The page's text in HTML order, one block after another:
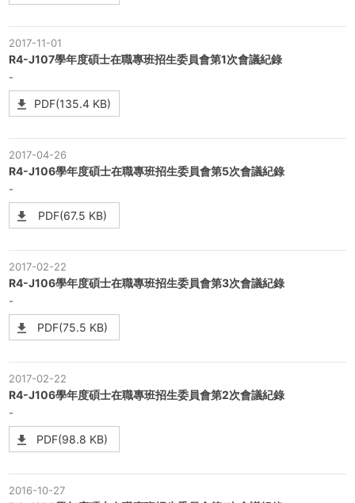
2017-11-01
R4-J107學年度碩士在職專班招生委員會第1次會議紀錄
-
PDF(135.4 KB)
2017-04-26
R4-J106學年度碩士在職專班招生委員會第5次會議紀錄
-
PDF(67.5 KB)
2017-02-22
R4-J106學年度碩士在職專班招生委員會第3次會議紀錄
-
PDF(75.5 KB)
2017-02-22
R4-J106學年度碩士在職專班招生委員會第2次會議紀錄
-
PDF(98.8 KB)
2016-10-27